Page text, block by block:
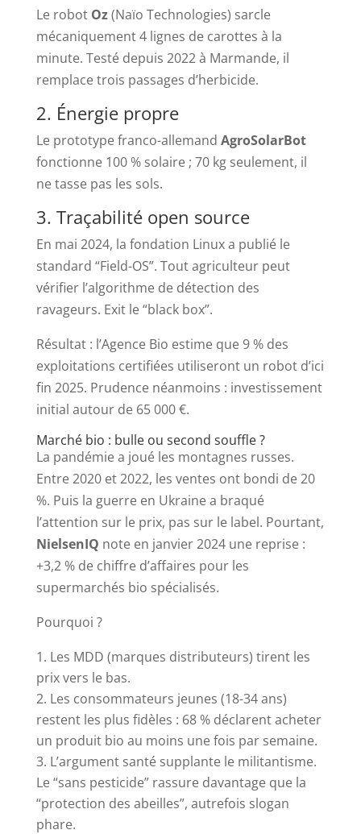
Le robot Oz(Naïo Technologies) sarcle
mécaniquement 4 lignes de carottes à la
minute. Testé depuis 2022 à Marmande, il
remplace trois passages d’herbicide.
2. Énergie propre
Le prototype franco-allemand AgroSolarBot
fonctionne 100 % solaire ; 70 kg seulement, il
ne tasse pas les sols.
3. Traçabilité open source
En mai 2024, la fondation Linux a publié le
standard “Field-OS”. Tout agriculteur peut
vérifier l’algorithme de détection des
ravageurs. Exit le “black box”.
Résultat : l’Agence Bio estime que 9 % des
exploitations certifiées utiliseront un robot d’ici
fin 2025. Prudence néanmoins : investissement
initial autour de 65 000 €.
Marché bio : bulle ou second souffle ?
La pandémie a joué les montagnes russes.
Entre 2020 et 2022, les ventes ont bondi de 20
%. Puis la guerre en Ukraine a braqué
l’attention sur le prix, pas sur le label. Pourtant,
NielsenIQ note en janvier 2024 une reprise :
+3,2 % de chiffre d’affaires pour les
supermarchés bio spécialisés.
Pourquoi ?
Les MDD (marques distributeurs) tirent les
prix vers le bas.
Les consommateurs jeunes (18-34 ans)
restent les plus fidèles : 68 % déclarent acheter
un produit bio au moins une fois par semaine.
L’argument santé supplante le militantisme.
Le “sans pesticide” rassure davantage que la
“protection des abeilles”, autrefois slogan
phare.